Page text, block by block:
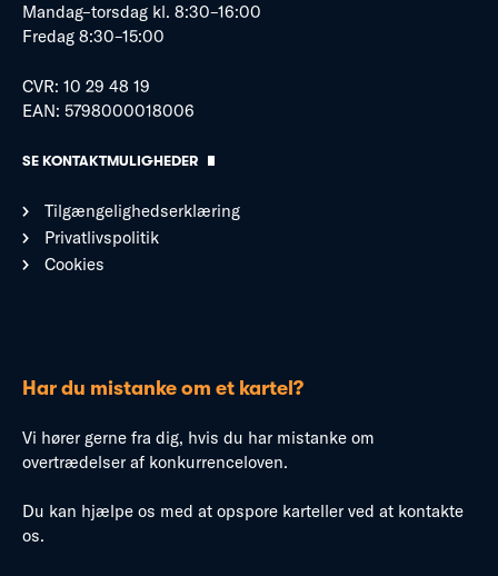
Mandag–torsdag kl. 8:30–16:00
Fredag 8:30–15:00
CVR: 10 29 48 19
EAN: 5798000018006
SE KONTAKTMULIGHEDER
Tilgængelighedserklæring
Privatlivspolitik
Cookies
Har du mistanke om et kartel?
Vi hører gerne fra dig, hvis du har mistanke om
overtrædelser af konkurrenceloven.
Du kan hjælpe os med at opspore karteller ved at kontakte
os.